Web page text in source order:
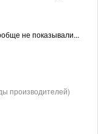
не показывали...
производителей)